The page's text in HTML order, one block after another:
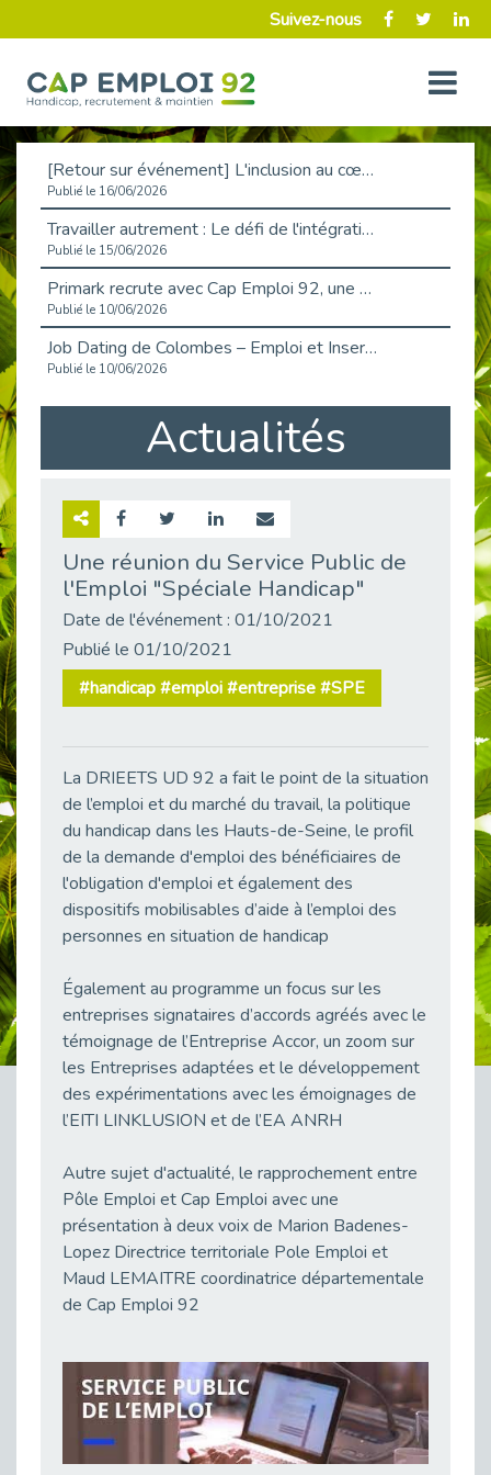
Suivez-nous
[Retour sur événement] L'inclusion au cœur de la Place de l'Emploi à La Défense !
Publié le 16/06/2026
Travailler autrement : Le défi de l'intégration des maladies chroniques en entreprise
Publié le 15/06/2026
Primark recrute avec Cap Emploi 92, une matinée couronnée de succès !
Publié le 10/06/2026
Job Dating de Colombes – Emploi et Insertion
Publié le 10/06/2026
Aborder l'entretien et la situation de handicap en toute confiance
Publié le 09/06/2026
Retour sur l’atelier « Optimiser sa recherche d’emploi »
Emploi & Handicap : Hachette Livre et Cap emploi 92 renforcent leur collaboration
Publié le 30/05/2026
« Confiance en soi et acceptation du handicap » : un levier puissant vers l’emploi
Publié le 21/05/2026
L’alternance : un levier stratégique pour recruter et inclure durablement
Publié le 18/05/2026
Publié le 12/05/2026
38 vidéos pour comprendre et agir durablement
Publié le 04/05/2026
Le taux d’emploi direct dans la fonction publique dépasse 6 % en 2025
Publié le 04/05/2026
Témoignage : Le parcours de Marc, 44 ans
Publié le 30/04/2026
L’Aménagement Raisonnable : Un Levier pour l’Équité
Publié le 29/04/2026
Publié le 29/04/2026
Publié le 27/04/2026
Mobilisation pour l’alternance et le handicap
Publié le 24/04/2026
Actualités
Une réunion du Service Public de
l'Emploi "Spéciale Handicap"
Date de l'événement : 01/10/2021
Publié le 01/10/2021
#handicap #emploi #entreprise #SPE
La DRIEETS UD 92 a fait le point de la situation
de l’emploi et du marché du travail, la politique
du handicap dans les Hauts-de-Seine, le profil
de la demande d'emploi des bénéficiaires de
l'obligation d'emploi et également des
dispositifs mobilisables d’aide à l’emploi des
personnes en situation de handicap
Également au programme un focus sur les
entreprises signataires d’accords agréés avec le
témoignage de l’Entreprise Accor, un zoom sur
les Entreprises adaptées et le développement
des expérimentations avec les émoignages de
l’EITI LINKLUSION et de l’EA ANRH
Autre sujet d'actualité, le rapprochement entre
Pôle Emploi et Cap Emploi avec une
présentation à deux voix de Marion Badenes-
Lopez Directrice territoriale Pole Emploi et
Maud LEMAITRE coordinatrice départementale
de Cap Emploi 92